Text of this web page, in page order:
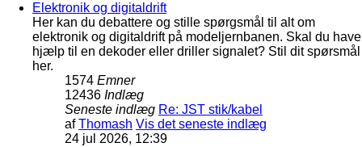
Elektronik og digitaldrift
Her kan du debattere og stille spørgsmål til alt om
elektronik og digitaldrift på modeljernbanen. Skal du have
hjælp til en dekoder eller driller signalet? Stil dit spørsmål
her.
1574 Emner
12436 Indlæg
Seneste indlæg Re: JST stik/kabel
afThomash Vis det seneste indlæg
24 jul 2026, 12:39